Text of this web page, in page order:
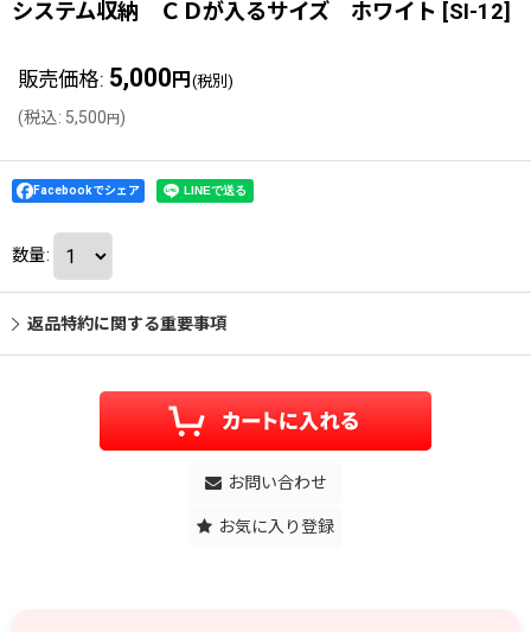
システム収納 ＣＤが入るサイズ ホワイト [SI-12]
販売価格: 5,000 円 (税別)
(税込: 5,500 円 )
Facebookでシェア
数量:
返品特約に関する重要事項
お問い合わせ
お気に入り登録